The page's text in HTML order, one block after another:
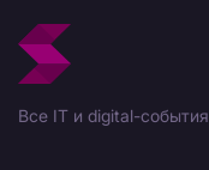
Все IT и digital-события